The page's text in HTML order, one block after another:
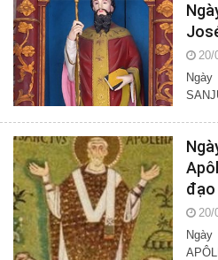
20/
đạo
20/